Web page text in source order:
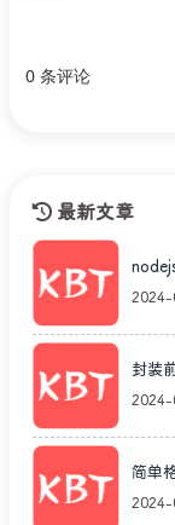
最新文章
2024-
封装
2024-
简单
2024-